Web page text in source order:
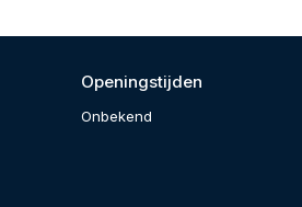
Openingstijden
Onbekend